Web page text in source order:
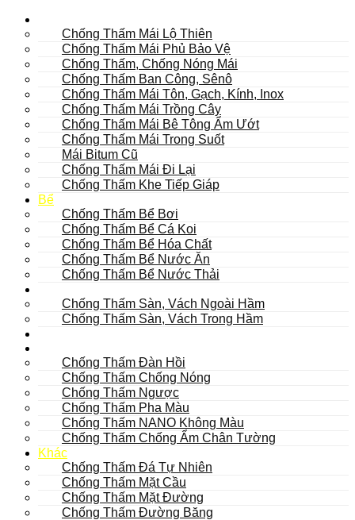
Chống Thấm Mái Lộ Thiên
Chống Thấm Mái Phủ Bảo Vệ
Chống Thấm, Chống Nóng Mái
Chống Thấm Ban Công, Sênô
Chống Thấm Mái Tôn, Gạch, Kính, Inox
Chống Thấm Mái Trồng Cây
Chống Thấm Mái Bê Tông Ẩm Ướt
Chống Thấm Mái Trong Suốt
Mái Bitum Cũ
Chống Thấm Mái Đi Lại
Chống Thấm Khe Tiếp Giáp
Bể
Chống Thấm Bể Bơi
Chống Thấm Bể Cá Koi
Chống Thấm Bể Hóa Chất
Chống Thấm Bể Nước Ăn
Chống Thấm Bể Nước Thải
Chống Thấm Sàn, Vách Ngoài Hầm
Chống Thấm Sàn, Vách Trong Hầm
Chống Thấm Đàn Hồi
Chống Thấm Chống Nóng
Chống Thấm Ngược
Chống Thấm Pha Màu
Chống Thấm NANO Không Màu
Chống Thấm Chống Ẩm Chân Tường
Khác
Chống Thấm Đá Tự Nhiên
Chống Thấm Mặt Cầu
Chống Thấm Mặt Đường
Chống Thấm Đường Băng